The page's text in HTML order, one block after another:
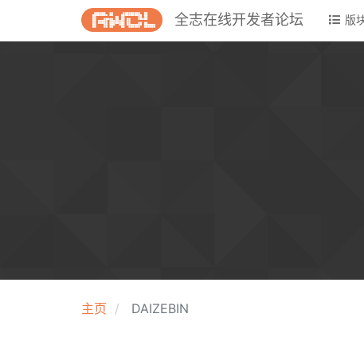
全志在线开发者论坛 版
主页 DAIZEBIN